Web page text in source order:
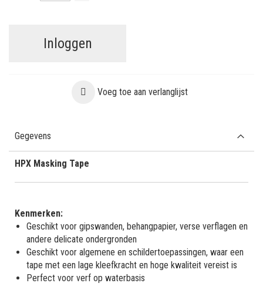
Inloggen
Voeg toe aan verlanglijst
Gegevens
HPX Masking Tape
Kenmerken:
Geschikt voor gipswanden, behangpapier, verse verflagen en
andere delicate ondergronden
Geschikt voor algemene en schildertoepassingen, waar een
tape met een lage kleefkracht en hoge kwaliteit vereist is
Perfect voor verf op waterbasis